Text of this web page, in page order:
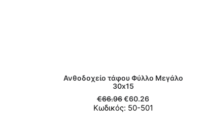
ΠΡΟΣΘΉΚΗ ΣΤΟ ΚΑΛΆΘΙ
Ανθοδοχείο τάφου Φύλλο Μεγάλο
30x15
€66.96€60.26
Κωδικός: 50-501